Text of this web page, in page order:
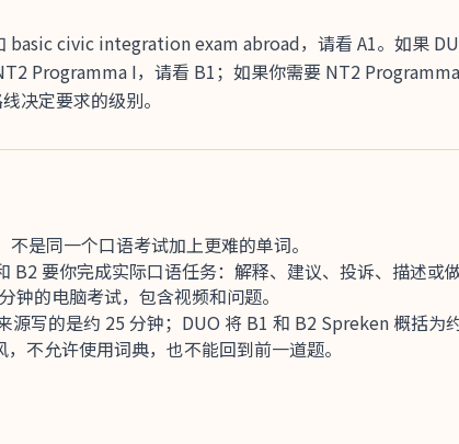
basic civic integration exam abroad，请看 A1。如果
Programma I，请看 B1；如果你需要 NT2
决定要求的级别。
是同一个口语考试加上更难的单词。
B2 要你完成实际口语任务：解释、建议、投诉、描述或做
钟的电脑考试，包含视频和问题。
写的是约 25 分钟；DUO 将 B1 和 B2 Spreken 概括为约
不允许使用词典，也不能回到前一道题。